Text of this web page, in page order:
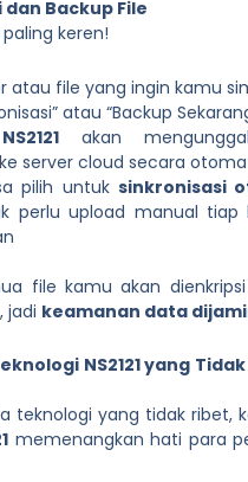
Backup File
keren!
atau file yang ingin kamu
atau “Backup
NS2121akan
server cloud secara
pilih untuksinkronisasi
perlu upload manual tiap
file kamu akan
jadi keamanan data
NS2121 yang
teknologi yang tidak ribet,
memenangkan hati para